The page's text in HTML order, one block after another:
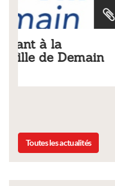
Tarifs 2026
municipaux
Liste des tarifs 2026
délibération du
Toutes les actualités